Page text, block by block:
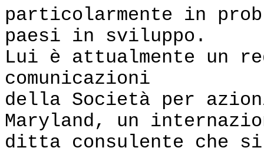
particolarmente in
paesi in sviluppo.
Lui è attualmente un
comunicazioni
della Società per
Maryland, un
ditta consulente che